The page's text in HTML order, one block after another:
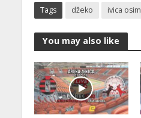
Tags džeko ivica osim
You may also like